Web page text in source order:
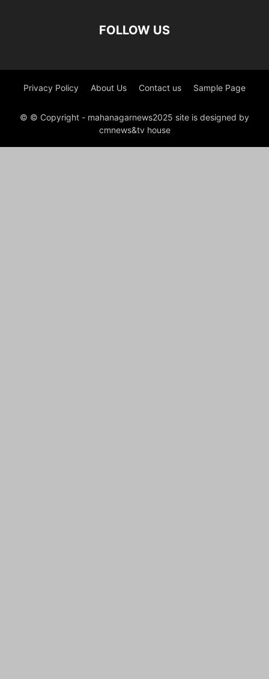
FOLLOW US
Privacy Policy About Us Contact us Sample Page
© © Copyright - mahanagarnews2025 site is designed by
cmnews&tv house